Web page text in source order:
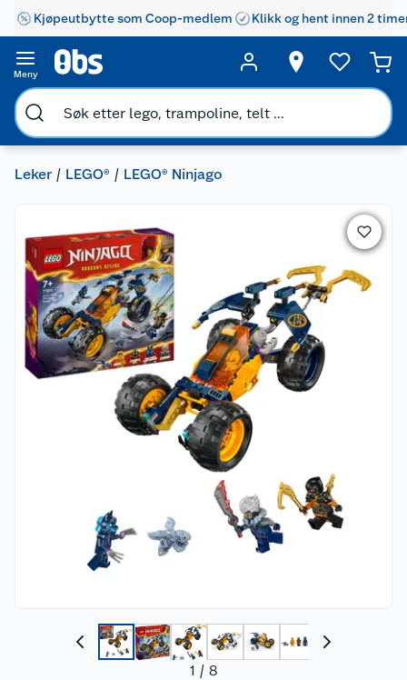
Kjøpeutbytte som Coop-medlem Klikk og hent innen 2
Meny
Leker LEGO® LEGO® Ninjago
1 / 8